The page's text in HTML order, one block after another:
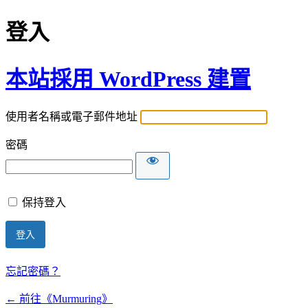
登入
本站採用 WordPress 建置
使用者名稱或電子郵件地址
密碼
保持登入
忘記密碼？
← 前往《Murmuring》